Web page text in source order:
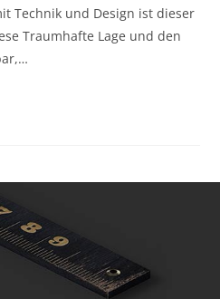
Technik und Design ist dieser
Traumhafte Lage und den